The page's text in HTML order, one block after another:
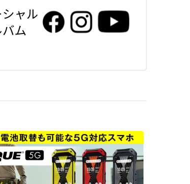
ャル
ム